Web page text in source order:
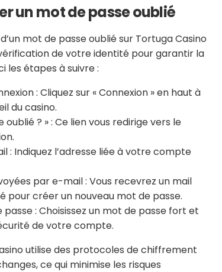
un mot de passe oublié
mot de passe oublié sur Tortuga Casino
de votre identité pour garantir la
les étapes à suivre :
: Cliquez sur « Connexion » en haut à
du casino.
oublié ? » : Ce lien vous redirige vers le
: Indiquez l’adresse liée à votre compte
par e-mail : Vous recevrez un mail
pour créer un nouveau mot de passe.
: Choisissez un mot de passe fort et
de votre compte.
utilise des protocoles de chiffrement
ce qui minimise les risques